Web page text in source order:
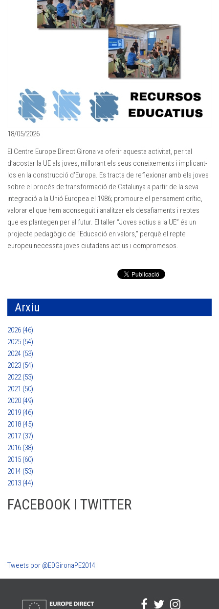
18/05/2026
El Centre Europe Direct Girona va oferir aquesta activitat, per tal
d’acostar la UE als joves, millorant els seus coneixements i implicant-
los en la construcció d'Europa. Es tracta de reflexionar amb els joves
sobre el procés de transformació de Catalunya a partir de la seva
integració a la Unió Europea el 1986; promoure el pensament crític,
valorar el que hem aconseguit i analitzar els desafiaments i reptes
que es plantegen per al futur. El taller “Joves actius a la UE” és un
projecte pedagògic de "Educació en valors," perquè el repte
europeu necessita joves ciutadans actius i compromesos.
Arxiu
2026 (46)
2025 (54)
2024 (53)
2023 (54)
2022 (53)
2021 (50)
2020 (49)
2019 (46)
2018 (45)
2017 (37)
2016 (38)
2015 (60)
2014 (53)
2013 (44)
FACEBOOK I TWITTER
Tweets por @EDGironaPE2014